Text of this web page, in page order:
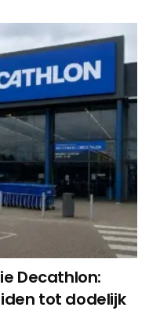
Decathlon:
tot dodelijk